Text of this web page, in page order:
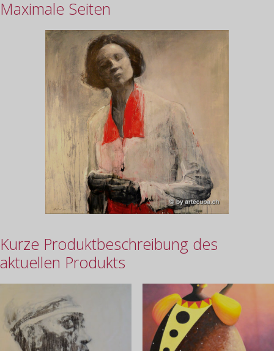
Maximale Seiten
Kurze Produktbeschreibung des
aktuellen Produkts